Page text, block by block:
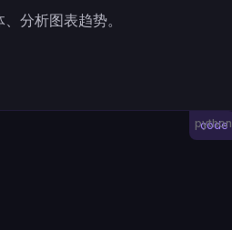
分析图表趋势。
python